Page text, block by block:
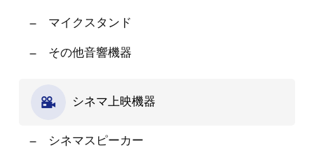
マイクスタンド
その他音響機器
シネマ上映機器
シネマスピーカー